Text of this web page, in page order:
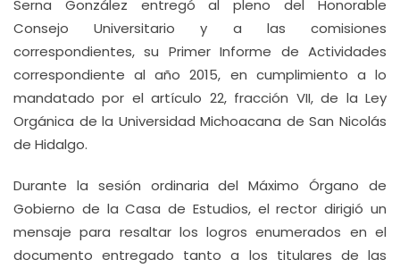
Serna González entregó al pleno del Honorable
Consejo Universitario y a las comisiones
correspondientes, su Primer Informe de Actividades
correspondiente al año 2015, en cumplimiento a lo
mandatado por el artículo 22, fracción VII, de la Ley
Orgánica de la Universidad Michoacana de San Nicolás
de Hidalgo.
Durante la sesión ordinaria del Máximo Órgano de
Gobierno de la Casa de Estudios, el rector dirigió un
mensaje para resaltar los logros enumerados en el
documento entregado tanto a los titulares de las